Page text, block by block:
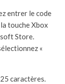
entrer le code
touche Xbox
Store.
«
caractères.